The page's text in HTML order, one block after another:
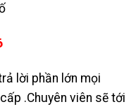
lời phần lớn mọi
.Chuyên viên sẽ tới